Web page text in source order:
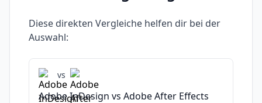
Diese direkten Vergleiche helfen dir bei der
Auswahl:
vs
Adobe InDesign vs Adobe After Effects